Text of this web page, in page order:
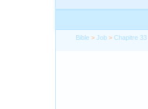
Bible >Job >Chapitre 33